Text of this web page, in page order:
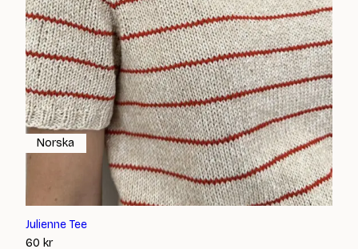
Julienne Tee
60 kr
Norska